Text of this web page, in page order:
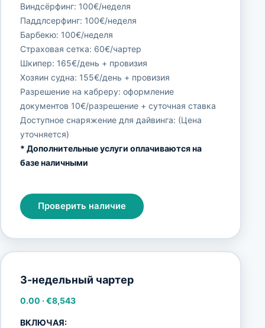
Виндсёрфинг: 100€/неделя
Паддлсерфинг: 100€/неделя
Барбекю: 100€/неделя
Страховая сетка: 60€/чартер
Шкипер: 165€/день + провизия
Хозяин судна: 155€/день + провизия
Разрешение на кабреру: оформление
документов 10€/разрешение + суточная ставка
Доступное снаряжение для дайвинга: (Цена
уточняется)
* Дополнительные услуги оплачиваются на
базе наличными
Проверить наличие
3-недельный чартер
0.00 ·€8,543
ВКЛЮЧАЯ: